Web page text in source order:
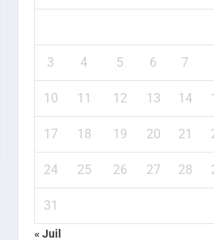
3 4 5 6 7
10 11 12 13 14
17 18 19 20 21
24 25 26 27 28
31
« Juil